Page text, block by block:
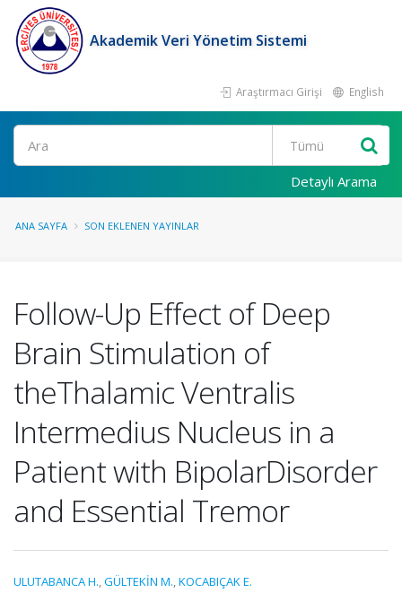
Akademik Veri Yönetim Sistemi
Araştırmacı Girişi English
Ara
Detaylı Arama
ANA SAYFA SON EKLENEN YAYINLAR
Follow-Up Effect of Deep
Brain Stimulation of
theThalamic Ventralis
Intermedius Nucleus in a
Patient with BipolarDisorder
and Essential Tremor
ULUTABANCA H.,GÜLTEKİN M.,KOCABIÇAK E.